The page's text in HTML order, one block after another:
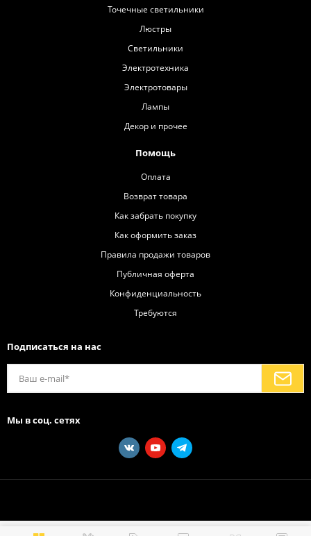
Точечные светильники
Люстры
Светильники
Электротехника
Электротовары
Лампы
Декор и прочее
Помощь
Оплата
Возврат товара
Как забрать покупку
Как оформить заказ
Правила продажи товаров
Публичная оферта
Конфиденциальность
Требуются
Подписаться на нас
Мы в соц. сетях